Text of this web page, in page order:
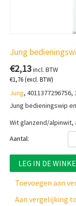
Jung
€2,13incl. BTW
€1,76(excl. BTW)
Jung,
Jung bedieningswip
Wit glanzend/alpinwit,
Aantal:
LEG IN DE
Toevoegen aan
Aan vergelijking